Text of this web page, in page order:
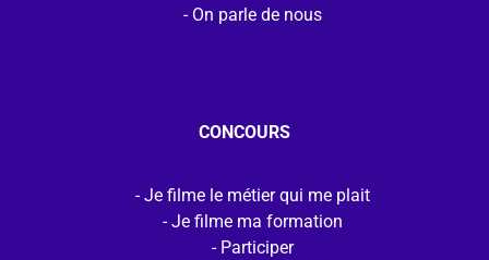
On parle de nous
CONCOURS
Je filme le métier qui me plait
Je filme ma formation
Participer